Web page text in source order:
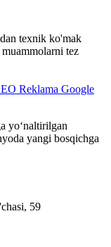
texnik ko'mak
tez
yo‘naltirilgan
yangi bosqichga
59